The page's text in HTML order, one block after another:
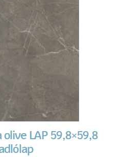
olive LAP 59,8×59,8